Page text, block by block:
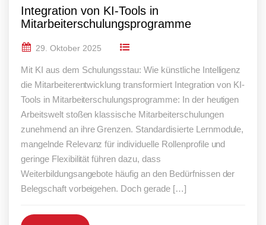
Integration von KI-Tools in
Mitarbeiterschulungsprogramme
29. Oktober 2025
Mit KI aus dem Schulungsstau: Wie künstliche Intelligenz
die Mitarbeiterentwicklung transformiert Integration von KI-
Tools in Mitarbeiterschulungsprogramme: In der heutigen
Arbeitswelt stoßen klassische Mitarbeiterschulungen
zunehmend an ihre Grenzen. Standardisierte Lernmodule,
mangelnde Relevanz für individuelle Rollenprofile und
geringe Flexibilität führen dazu, dass
Weiterbildungsangebote häufig an den Bedürfnissen der
Belegschaft vorbeigehen. Doch gerade […]